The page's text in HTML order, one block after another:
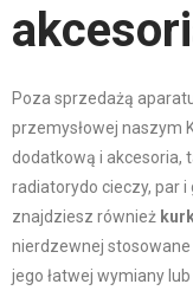
Poza sprzedażą
przemysłowej naszym
dodatkową i akcesoria,
radiatorydo cieczy, par
znajdziesz również
nierdzewnej
jego łatwej wymiany